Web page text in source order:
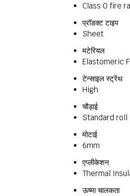
Class 0 fire
प्रॉडक्ट टाइप
Sheet
मटेरियल
Elastomeric
टेन्साइल स्ट्रेंथ
High
चौड़ाई
Standard roll
मोटाई
6mm
एप्लीकेशन
Thermal
ऊष्मा चालकता